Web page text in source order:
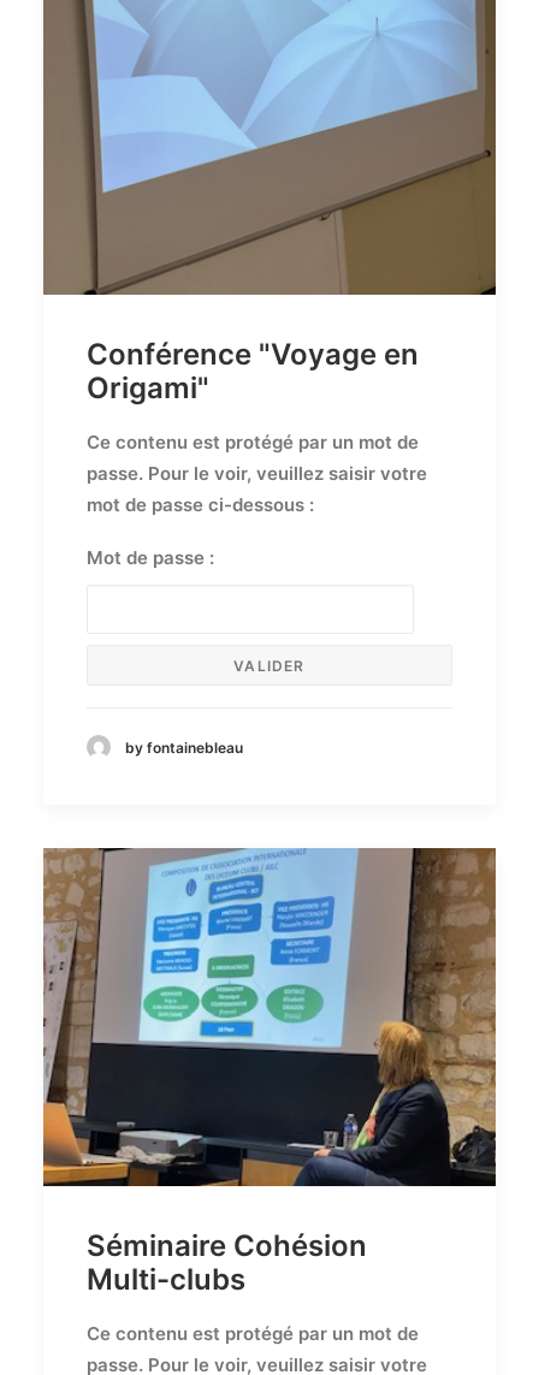
Conférence "Voyage en
Origami"
Ce contenu est protégé par un mot de
passe. Pour le voir, veuillez saisir votre
mot de passe ci-dessous :
Mot de passe :
by fontainebleau
Séminaire Cohésion
Multi-clubs
Ce contenu est protégé par un mot de
passe. Pour le voir, veuillez saisir votre